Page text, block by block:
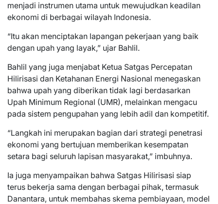
menjadi instrumen utama untuk mewujudkan keadilan
ekonomi di berbagai wilayah Indonesia.
“Itu akan menciptakan lapangan pekerjaan yang baik
dengan upah yang layak,” ujar Bahlil.
Bahlil yang juga menjabat Ketua Satgas Percepatan
Hilirisasi dan Ketahanan Energi Nasional menegaskan
bahwa upah yang diberikan tidak lagi berdasarkan
Upah Minimum Regional (UMR), melainkan mengacu
pada sistem pengupahan yang lebih adil dan kompetitif.
“Langkah ini merupakan bagian dari strategi penetrasi
ekonomi yang bertujuan memberikan kesempatan
setara bagi seluruh lapisan masyarakat,” imbuhnya.
Ia juga menyampaikan bahwa Satgas Hilirisasi siap
terus bekerja sama dengan berbagai pihak, termasuk
Danantara, untuk membahas skema pembiayaan, model